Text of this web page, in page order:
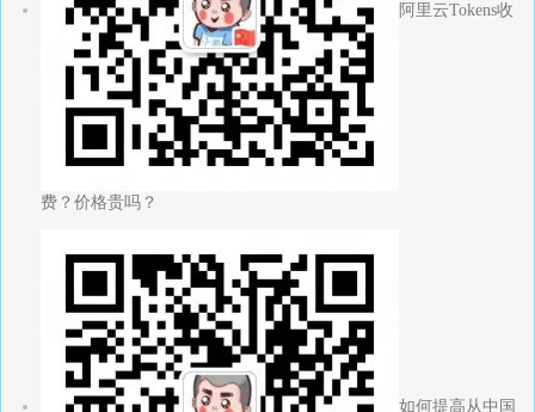
阿里云Tokens收
费？价格贵吗？
如何提高从中国